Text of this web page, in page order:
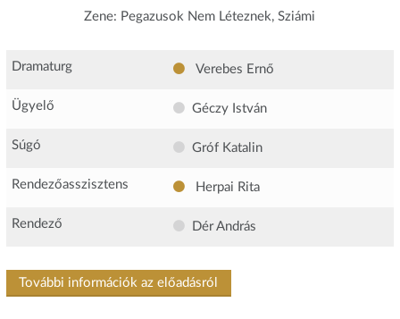
Zene: Pegazusok Nem Léteznek, Sziámi
Dramaturg Verebes Ernő
Ügyelő Géczy István
Súgó Gróf Katalin
Rendezőasszisztens Herpai Rita
Rendező Dér András
További információk az előadásról